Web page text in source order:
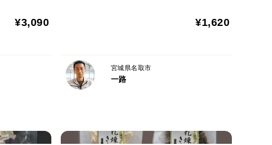
¥3,090 ¥1,620
宮城県名取市
一路